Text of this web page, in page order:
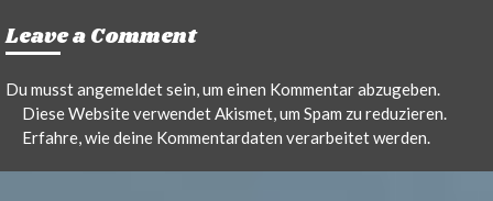
Leave a Comment
Du musstangemeldetsein, um einen Kommentar abzugeben.
Diese Website verwendet Akismet, um Spam zu reduzieren.
Erfahre, wie deine Kommentardaten verarbeitet werden.